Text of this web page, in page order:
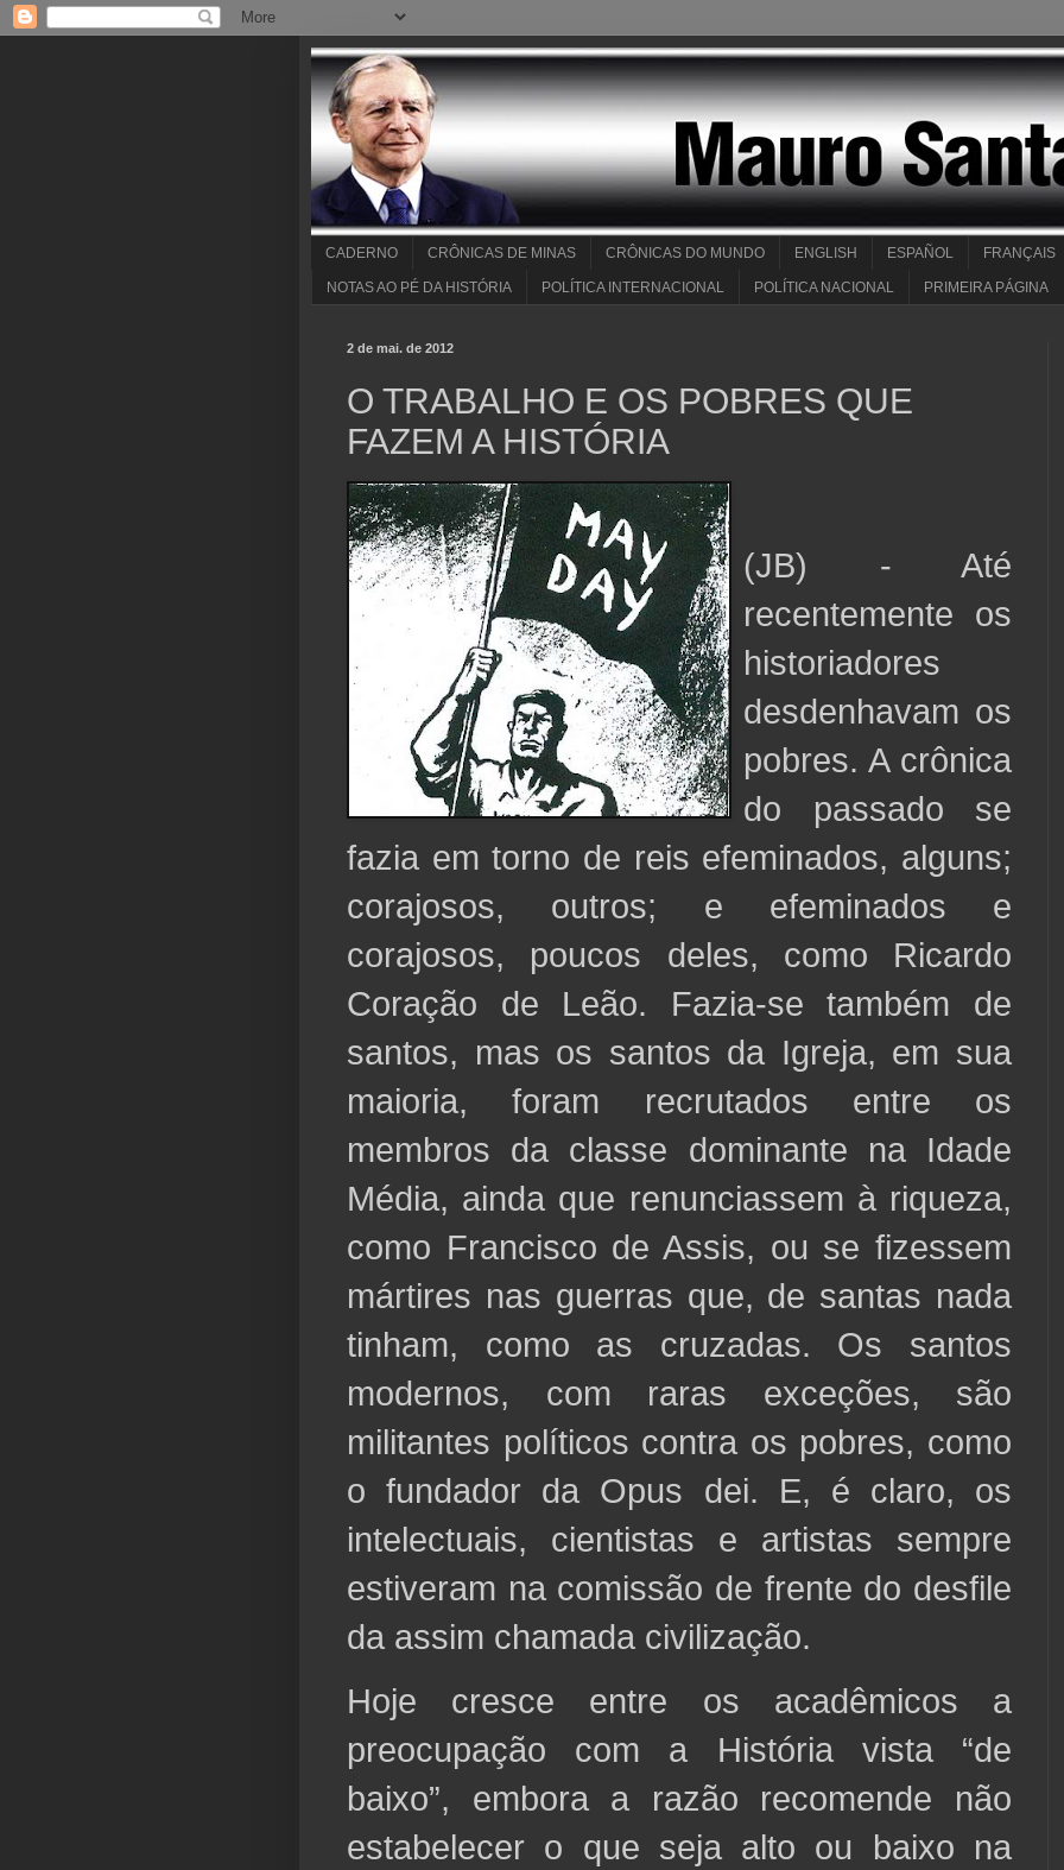
CADERNO CRÔNICAS DE MINAS CRÔNICAS DO MUNDO ENGLISH ESPAÑOL FRANÇAIS
NOTAS AO PÉ DA HISTÓRIA POLÍTICA INTERNACIONAL POLÍTICA NACIONAL PRIMEIRA PÁGINA
2 de mai. de 2012
O TRABALHO E OS POBRES QUE
FAZEM A HISTÓRIA
(JB) - Até
recentemente os
historiadores
desdenhavam os
pobres. A crônica
do passado se
fazia em torno de reis efeminados, alguns;
corajosos, outros; e efeminados e
corajosos, poucos deles, como Ricardo
Coração de Leão. Fazia-se também de
santos, mas os santos da Igreja, em sua
maioria, foram recrutados entre os
membros da classe dominante na Idade
Média, ainda que renunciassem à riqueza,
como Francisco de Assis, ou se fizessem
mártires nas guerras que, de santas nada
tinham, como as cruzadas. Os santos
modernos, com raras exceções, são
militantes políticos contra os pobres, como
o fundador da Opus dei. E, é claro, os
intelectuais, cientistas e artistas sempre
estiveram na comissão de frente do desfile
da assim chamada civilização.
Hoje cresce entre os acadêmicos a
preocupação com a História vista “de
baixo”, embora a razão recomende não
estabelecer o que seja alto ou baixo na